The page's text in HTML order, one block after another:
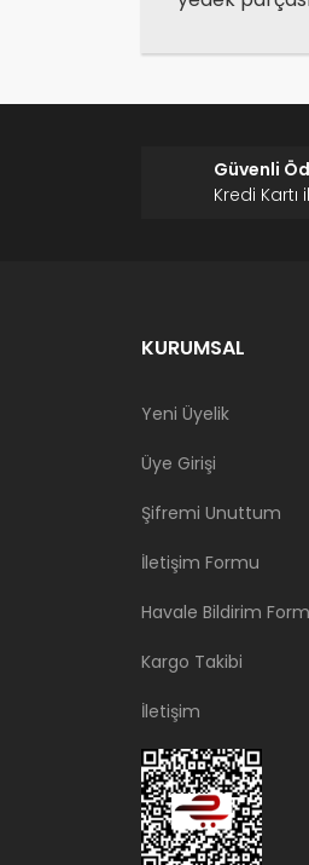
Güvenli
Kredi Kartı
KURUMSAL
Yeni Üyelik
Üye Girişi
Şifremi Unuttum
İletişim Formu
Havale Bildirim
Kargo Takibi
İletişim